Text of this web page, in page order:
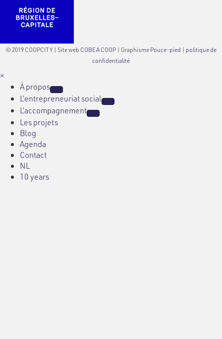
© 2019 COOPCITY | Site web COBEA COOP| GraphismePouce-pied | politique de
confidentialité
×
À propos
L’entrepreneuriat social
L’accompagnement
Les projets
Blog
Agenda
Contact
NL
10 years